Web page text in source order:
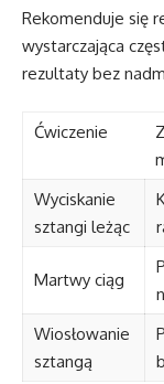
Rekomenduje się
wystarczająca
rezultaty bez
Ćwiczenie
Wyciskanie
sztangi leżąc
Martwy ciąg
Wiosłowanie
sztangą